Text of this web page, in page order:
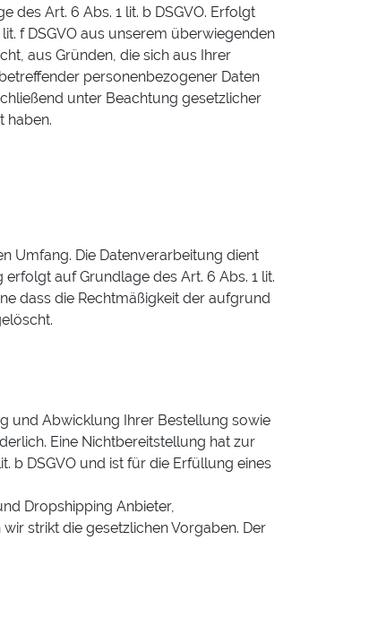
des Art. 6 Abs. 1 lit. b DSGVO. Erfolgt
f DSGVO aus unserem überwiegenden
aus Gründen, die sich aus Ihrer
personenbezogener Daten
unter Beachtung gesetzlicher
haben.
Umfang. Die Datenverarbeitung dient
auf Grundlage des Art. 6 Abs. 1 lit.
dass die Rechtmäßigkeit der aufgrund
und Abwicklung Ihrer Bestellung sowie
Eine Nichtbereitstellung hat zur
b DSGVO und ist für die Erfüllung eines
Dropshipping Anbieter,
strikt die gesetzlichen Vorgaben. Der